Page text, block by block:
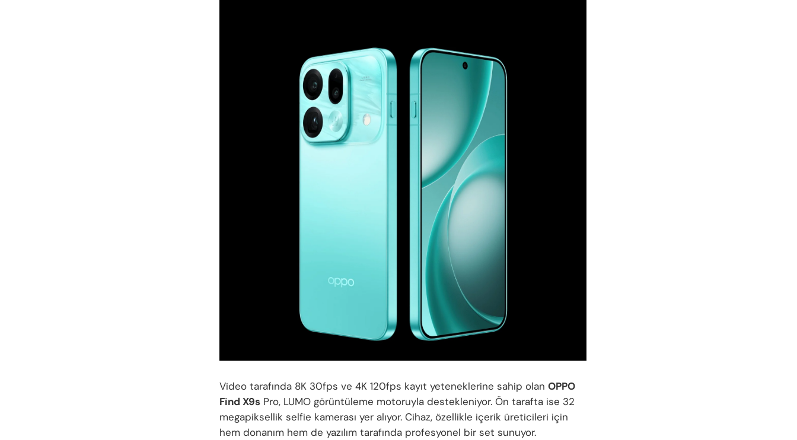
Video tarafında 8K 30fps ve 4K 120fps kayıt yeteneklerine sahip olan OPPO
Find X9s Pro, LUMO görüntüleme motoruyla destekleniyor. Ön tarafta ise 32
megapiksellik selfie kamerası yer alıyor. Cihaz, özellikle içerik üreticileri için
hem donanım hem de yazılım tarafında profesyonel bir set sunuyor.